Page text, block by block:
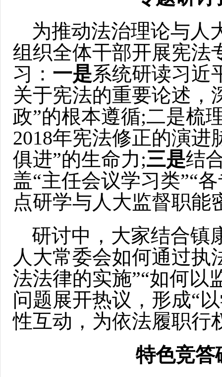
为推动法治理论与人
组织全体干部开展宪法
习： 一是系统研读习近
关于宪法的重要论述，
政”的根本遵循;二是梳
2018年宪法修正的演
俱进”的生命力;三是结
盖“主任会议学习类”“
点研学与人大监督职能
研讨中，大家结合镇
人大常委会如何通过执
法法律的实施”“如何以
问题展开热议，形成“
性互动，为依法履职行
特色竞